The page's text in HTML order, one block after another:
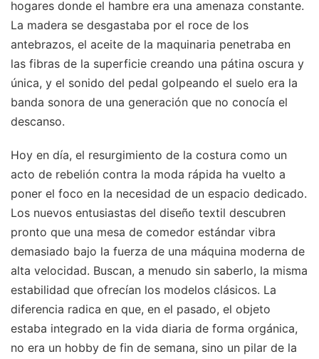
hogares donde el hambre era una amenaza constante.
La madera se desgastaba por el roce de los
antebrazos, el aceite de la maquinaria penetraba en
las fibras de la superficie creando una pátina oscura y
única, y el sonido del pedal golpeando el suelo era la
banda sonora de una generación que no conocía el
descanso.
Hoy en día, el resurgimiento de la costura como un
acto de rebelión contra la moda rápida ha vuelto a
poner el foco en la necesidad de un espacio dedicado.
Los nuevos entusiastas del diseño textil descubren
pronto que una mesa de comedor estándar vibra
demasiado bajo la fuerza de una máquina moderna de
alta velocidad. Buscan, a menudo sin saberlo, la misma
estabilidad que ofrecían los modelos clásicos. La
diferencia radica en que, en el pasado, el objeto
estaba integrado en la vida diaria de forma orgánica,
no era un hobby de fin de semana, sino un pilar de la